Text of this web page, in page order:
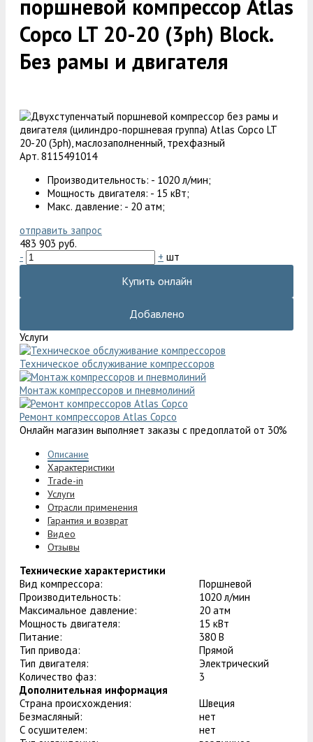
поршневой компрессор Atlas
Copco LT 20-20 (3ph) Block.
Без рамы и двигателя
Арт. 8115491014
Производительность: - 1020 л/мин;
Мощность двигателя: - 15 кВт;
Макс. давление: - 20 атм;
отправить запрос
483 903 руб.
-
+ шт
Купить онлайн
Добавлено
Услуги
Техническое обслуживание компрессоров
Монтаж компрессоров и пневмолиний
Ремонт компрессоров Atlas Copco
Онлайн магазин выполняет заказы с предоплатой от 30%
Описание
Характеристики
Trade-in
Услуги
Отрасли применения
Гарантия и возврат
Видео
Отзывы
Технические характеристики
Вид компрессора:
Поршневой
Производительность:
1020 л/мин
Максимальное давление:
20 атм
Мощность двигателя:
15 кВт
Питание:
380 В
Тип привода:
Прямой
Тип двигателя:
Электрический
Количество фаз:
3
Дополнительная информация
Страна происхождения:
Швеция
Безмасляный:
нет
С осушителем:
нет